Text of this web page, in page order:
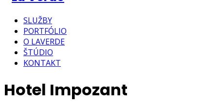
SLUŽBY
PORTFÓLIO
O LAVERDE
ŠTÚDIO
KONTAKT
Hotel Impozant